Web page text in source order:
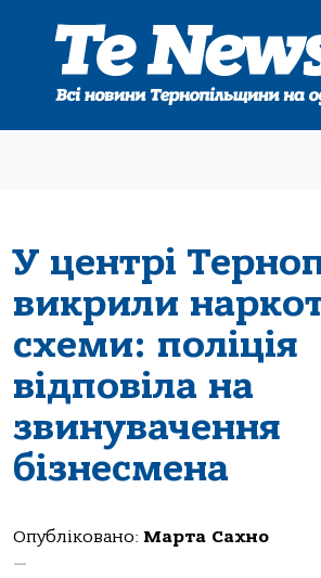
У центрі
викрили
схеми: поліція
відповіла на
звинувачення
бізнесмена
Опубліковано: Марта Сахно
—